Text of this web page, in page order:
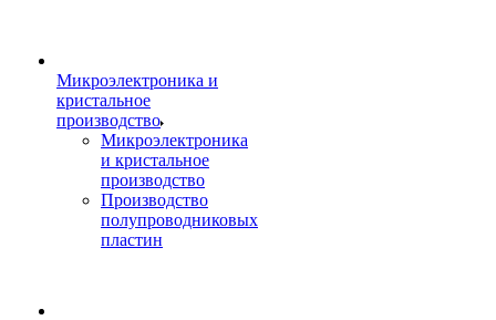
Микроэлектроника и
кристальное
производство
Микроэлектроника
и кристальное
производство
Производство
полупроводниковых
пластин